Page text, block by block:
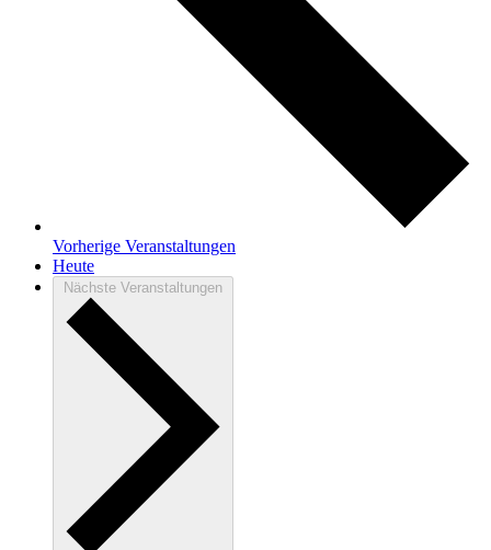
Vorherige Veranstaltungen
Heute
Nächste Veranstaltungen